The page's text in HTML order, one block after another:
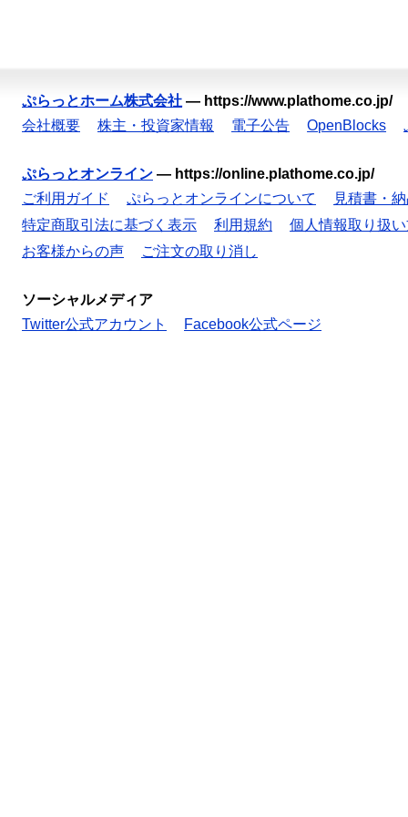
ぷらっとホーム株式会社 — https://www.plathome.co.jp/
会社概要
株主・投資家情報 電子公告 OpenBlocks
ぷらっとオンライン — https://online.plathome.co.jp/
ご利用ガイド
ぷらっとオンラインについて 見積書・
特定商取引法に基づく表示
利用規約 個人情報取り扱
お客様からの声
ご注文の取り消し
ソーシャルメディア
Twitter公式アカウント
Facebook公式ページ